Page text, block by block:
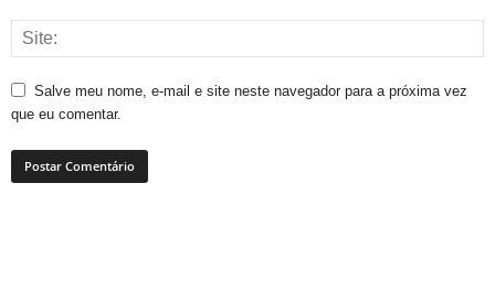
Salve meu nome, e-mail e site neste navegador para a próxima vez
que eu comentar.